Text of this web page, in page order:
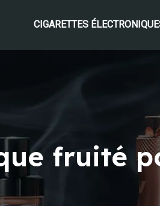
CIGARETTES
fruité